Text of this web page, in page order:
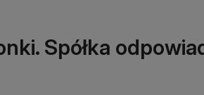
Spółka